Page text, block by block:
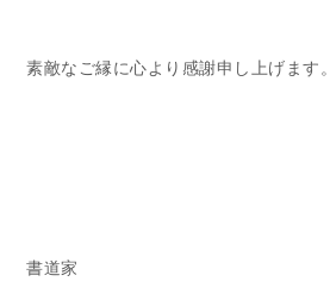
素敵なご縁に心より感謝申し上げます。
書道家